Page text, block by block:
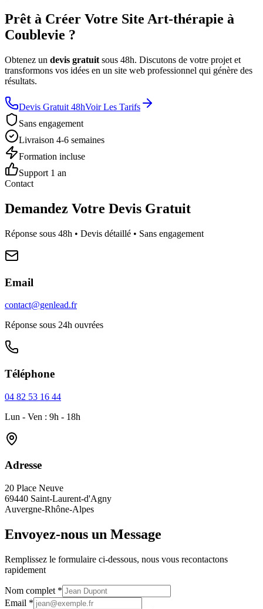
Prêt à Créer Votre Site Art-thérapie à
Coublevie ?
Obtenez un devis gratuit sous 48h. Discutons de votre projet et
transformons vos idées en un site web professionnel qui génère des
résultats.
Devis Gratuit 48hVoir Les Tarifs
Sans engagement
Livraison 4-6 semaines
Formation incluse
Support 1 an
Contact
Demandez Votre Devis Gratuit
Réponse sous 48h • Devis détaillé • Sans engagement
Email
contact@genlead.fr
Réponse sous 24h ouvrées
Téléphone
04 82 53 16 44
Lun - Ven : 9h - 18h
Adresse
20 Place Neuve
69440 Saint-Laurent-d'Agny
Auvergne-Rhône-Alpes
Envoyez-nous un Message
Remplissez le formulaire ci-dessous, nous vous recontactons
rapidement
Nom complet *
Email *